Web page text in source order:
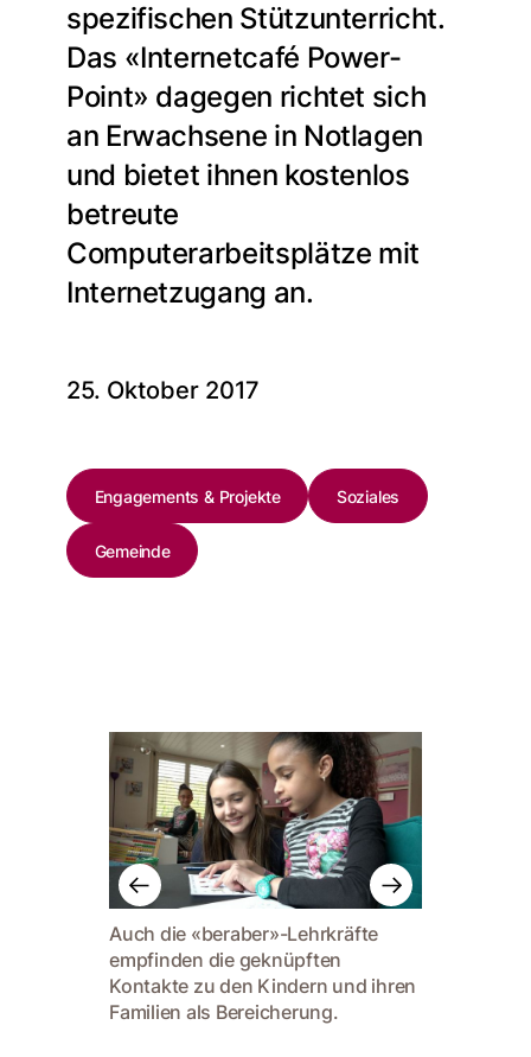
spezifischen Stützunterricht.
Das «Internetcafé Power-
Point» dagegen richtet sich
an Erwachsene in Notlagen
und bietet ihnen kostenlos
betreute
Computerarbeitsplätze mit
Internetzugang an.
25. Oktober 2017
Engagements & Projekte Soziales
Gemeinde
Auch die «beraber»-Lehrkräfte
empfinden die geknüpften
Kontakte zu den Kindern und ihren
Familien als Bereicherung.